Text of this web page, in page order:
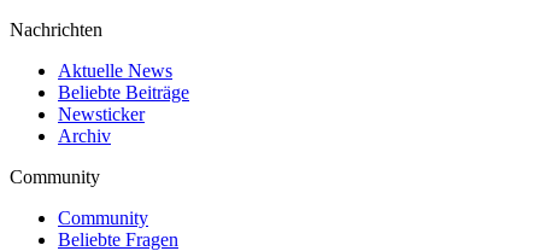
Nachrichten
Aktuelle News
Beliebte Beiträge
Newsticker
Archiv
Community
Community
Beliebte Fragen